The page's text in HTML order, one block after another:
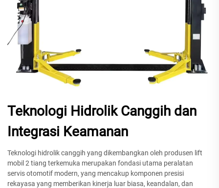
Teknologi Hidrolik Canggih dan
Integrasi Keamanan
Teknologi hidrolik canggih yang dikembangkan oleh produsen lift
mobil 2 tiang terkemuka merupakan fondasi utama peralatan
servis otomotif modern, yang mencakup komponen presisi
rekayasa yang memberikan kinerja luar biasa, keandalan, dan